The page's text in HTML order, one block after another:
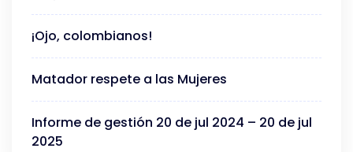
¡Ojo, colombianos!
Matador respete a las Mujeres
Informe de gestión 20 de jul 2024 – 20 de jul
2025